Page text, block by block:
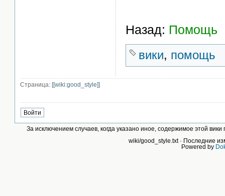
Назад: Помощь
вики, помощь
Страница: [[wiki:good_style]]
За исключением случаев, когда указано иное, содержимое этой
wiki/good_style.txt· Последние
Powered by